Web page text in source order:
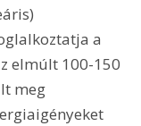
a
elmúlt 100-150
meg